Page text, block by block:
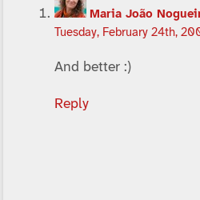
Maria João
Tuesday, February 24th,
And better :)
Reply